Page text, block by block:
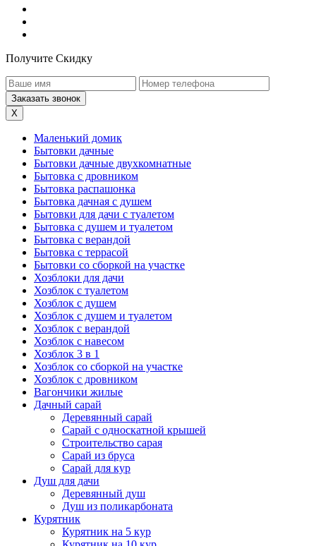
Получите Скидку
X
Маленький домик
Бытовки дачные
Бытовки дачные двухкомнатные
Бытовка с дровником
Бытовка распашонка
Бытовка дачная с душем
Бытовки для дачи с туалетом
Бытовка с душем и туалетом
Бытовка с верандой
Бытовка с террасой
Бытовки со сборкой на участке
Хозблоки для дачи
Хозблок с туалетом
Хозблок с душем
Хозблок с душем и туалетом
Хозблок с верандой
Хозблок с навесом
Хозблок 3 в 1
Хозблок со сборкой на участке
Хозблок с дровником
Вагончики жилые
Дачный сарай
Деревянный сарай
Cарай с односкатной крышей
Строительство сарая
Сарай из бруса
Сарай для кур
Душ для дачи
Деревянный душ
Душ из поликарбоната
Курятник
Курятник на 5 кур